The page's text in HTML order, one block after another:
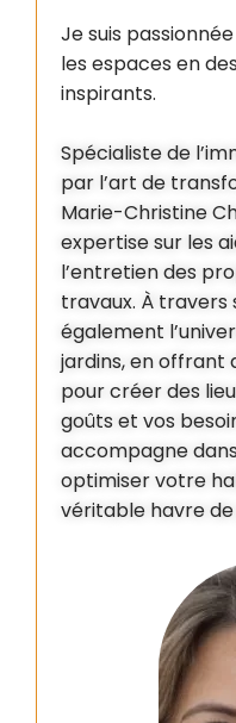
Je suis
les espaces en
inspirants.
Spécialiste de
par l’art de
Marie-Christine
expertise sur les
l’entretien des
travaux. À travers
également
jardins, en offrant
pour créer des
goûts et vos
accompagne
optimiser votre
véritable havre de